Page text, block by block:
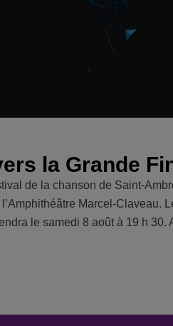
la Grande
de la chanson de Saint-
Marcel-Claveau.
le samedi 8 août à 19 h 30.